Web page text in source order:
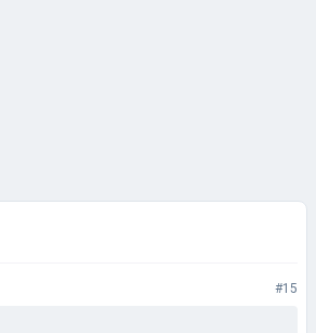
#15